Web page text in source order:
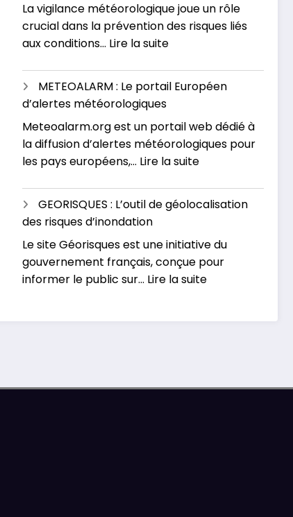
risque
La vigilance météorologique joue un rôle
crucial dans la prévention des risques liés
aux conditions… Lire la suite:
FRANCE
:
site
dédié
à
vigilance
face
inondations
METEOALARM : Le portail Européen
d’alertes météorologiques
Meteoalarm.org est un portail web dédié à
la diffusion d’alertes météorologiques pour
les pays européens,… Lire la suite:
Le
Européen
d’alertes
météorologiques
GEORISQUES : L’outil de géolocalisation
des risques d’inondation
Le site Géorisques est une initiative du
gouvernement français, conçue pour
informer le public sur… Lire la suite: